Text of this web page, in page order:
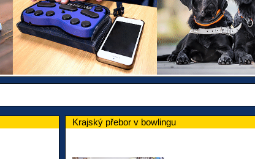
Krajský přebor v bowlingu